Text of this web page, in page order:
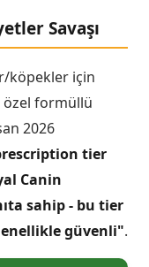
Savaşı
köpekler için
özel formüllü
2026
tier
Canin
sahip - bu tier
güvenli".